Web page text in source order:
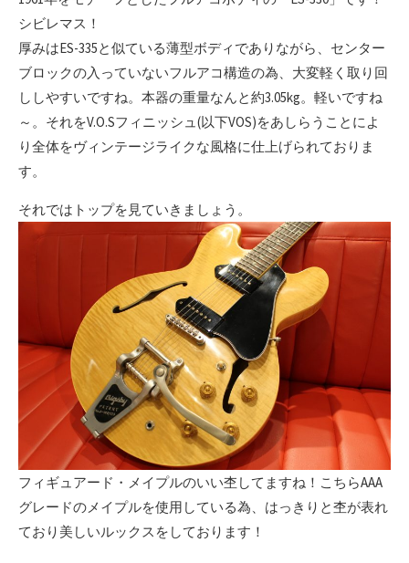
シビレマス！
厚みはES-335と似ている薄型ボディでありながら、センター
ブロックの入っていないフルアコ構造の為、大変軽く取り回
ししやすいですね。本器の重量なんと約3.05kg。軽いですね
～。それをV.O.Sフィニッシュ(以下VOS)をあしらうことによ
り全体をヴィンテージライクな風格に仕上げられておりま
す。
それではトップを見ていきましょう。
フィギュアード・メイプルのいい杢してますね！こちらAAA
グレードのメイプルを使用している為、はっきりと杢が表れ
ており美しいルックスをしております！